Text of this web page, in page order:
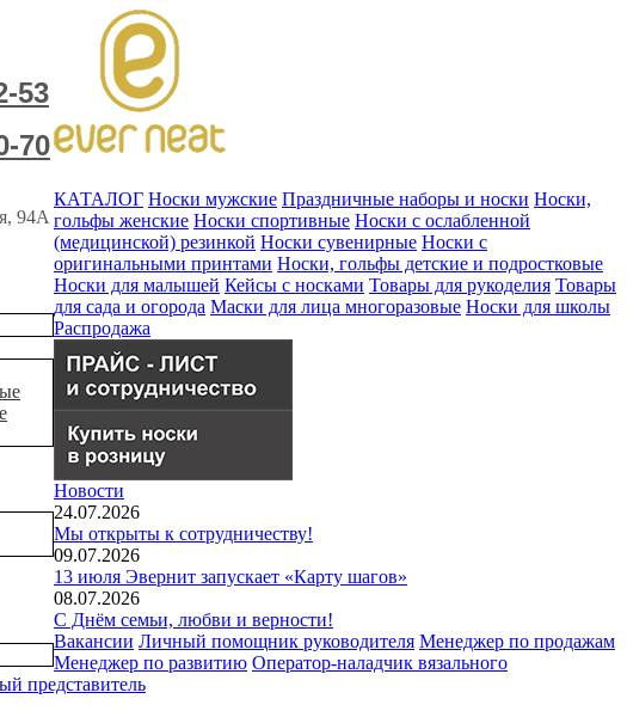
53
70
94А
КАТАЛОГ Носки мужские Праздничные наборы и носки Носки,
гольфы женские Носки спортивные Носки с ослабленной
(медицинской) резинкой Носки сувенирные Носки с
оригинальными принтами Носки, гольфы детские и подростковые
Носки для малышей Кейсы с носками Товары для рукоделия Товары
для сада и огорода Маски для лица многоразовые Носки для школы
Распродажа
Новости
24.07.2026
Мы открыты к сотрудничеству!
09.07.2026
13 июля Эвернит запускает «Карту шагов»
08.07.2026
С Днём семьи, любви и верности!
Вакансии Личный помощник руководителя Менеджер по продажам
Менеджер по развитию Оператор-наладчик вязального
представитель